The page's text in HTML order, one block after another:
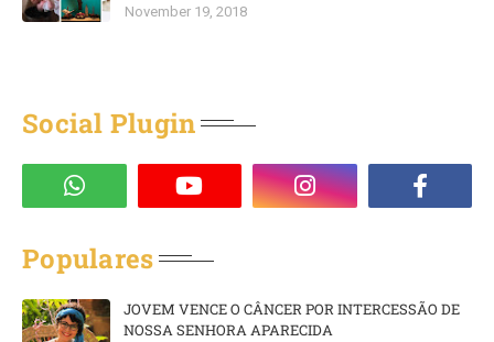
November 19, 2018
Social Plugin
Populares
JOVEM VENCE O CÂNCER POR INTERCESSÃO DE
NOSSA SENHORA APARECIDA